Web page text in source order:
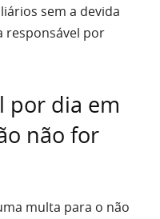
sem a devida
responsável por
por dia em
não for
multa para o não